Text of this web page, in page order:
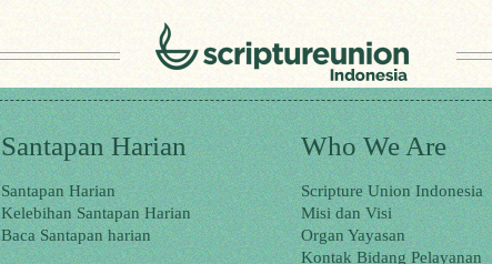
Santapan Harian
Santapan Harian
Kelebihan Santapan Harian
Baca Santapan harian
Who We Are
Scripture Union Indonesia
Misi dan Visi
Organ Yayasan
Kontak Bidang Pelayanan